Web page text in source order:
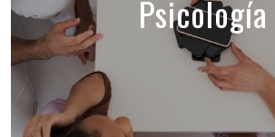
Psicología